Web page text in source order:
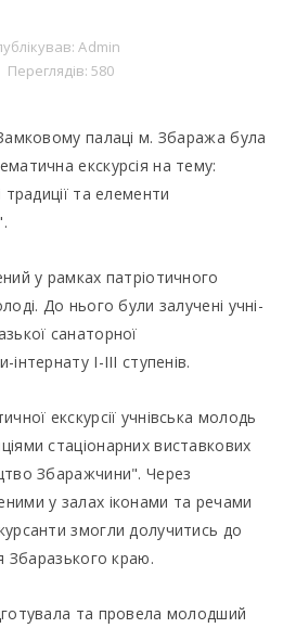
Admin
Переглядів: 580
палаці м. Збаража була
екскурсія на тему:
традиції та елементи
у рамках патріотичного
До нього були залучені учні-
санаторної
І-ІІІ ступенів.
екскурсії учнівська молодь
стаціонарних виставкових
Збаражчини". Через
у залах іконами та речами
змогли долучитись до
Збаразького краю.
та провела молодший